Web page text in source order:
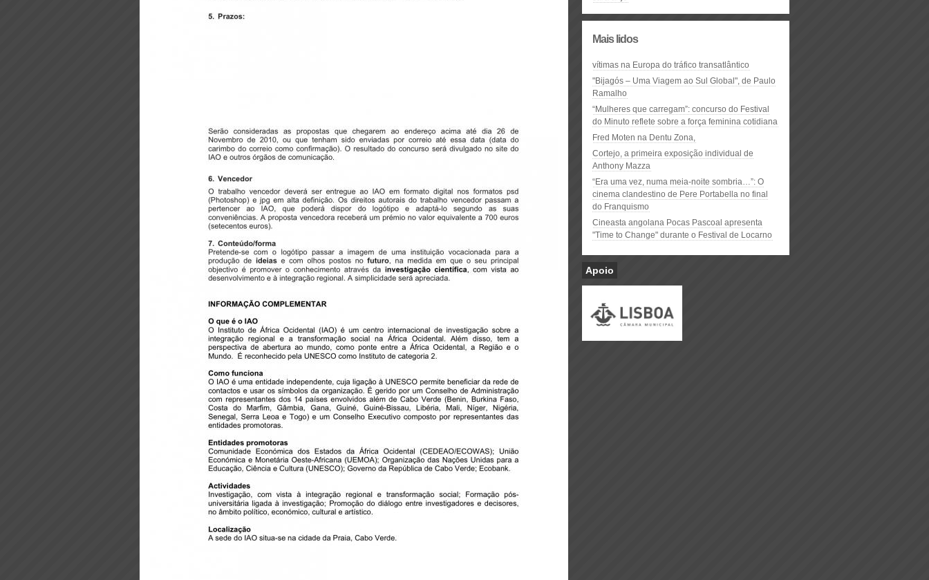
Mais lidos
vítimas na Europa do tráfico transatlântico
"Bijagós – Uma Viagem ao Sul Global", de Paulo
Ramalho
“Mulheres que carregam”: concurso do Festival
do Minuto reflete sobre a força feminina cotidiana
Fred Moten na Dentu Zona,
Cortejo, a primeira exposição individual de
Anthony Mazza
“Era uma vez, numa meia-noite sombria…”: O
cinema clandestino de Pere Portabella no final
do Franquismo
Cineasta angolana Pocas Pascoal apresenta
"Time to Change" durante o Festival de Locarno
Apoio